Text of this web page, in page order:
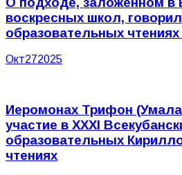
воскресных школ,
образовательных
Окт272025
Иеромонах Трифон
участие в XXXI
образовательных
чтениях